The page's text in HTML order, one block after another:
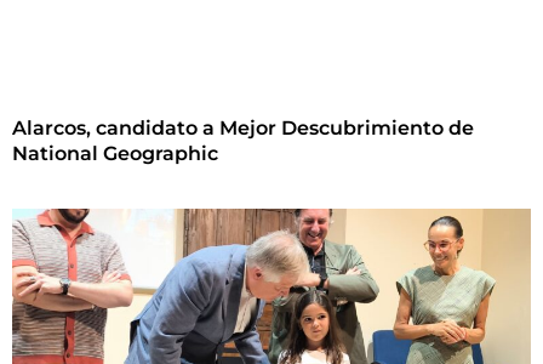
Alarcos, candidato a Mejor Descubrimiento de
National Geographic